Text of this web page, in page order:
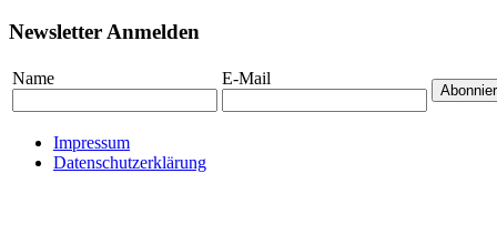
Newsletter Anmelden
Name E-Mail
Impressum
Datenschutzerklärung